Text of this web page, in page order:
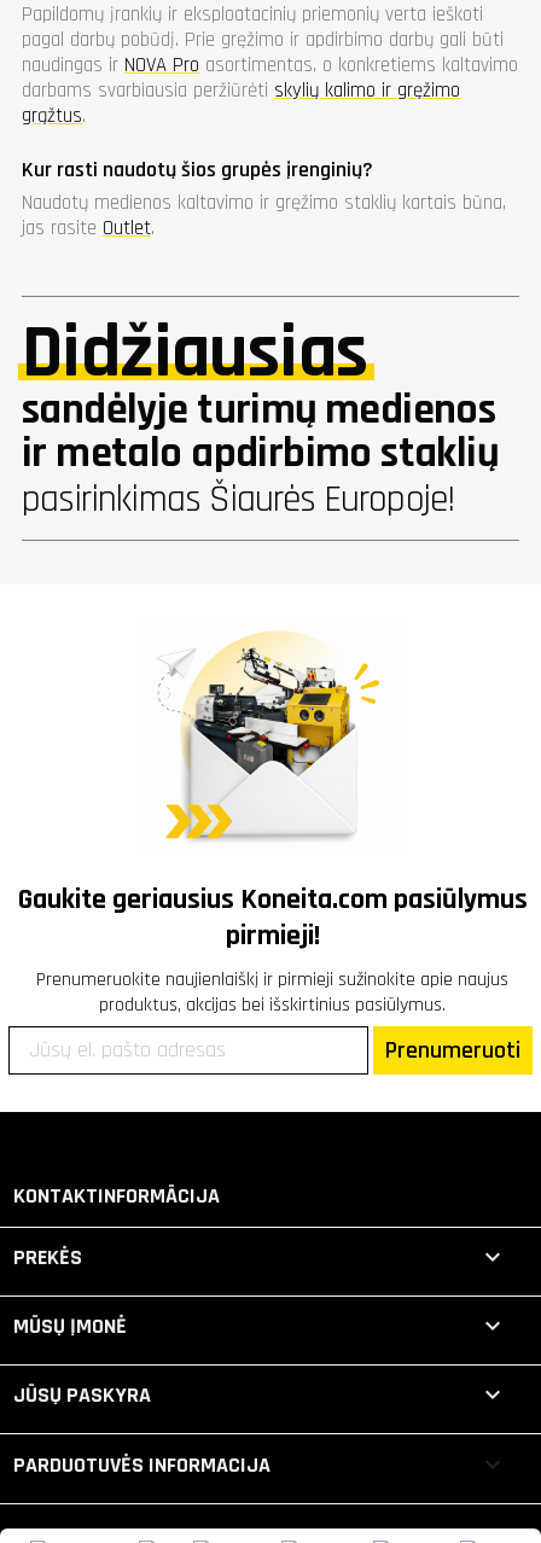
Papildomų įrankių ir eksploatacinių priemonių verta ieškoti
pagal darbų pobūdį. Prie gręžimo ir apdirbimo darbų gali būti
naudingas ir NOVA Pro asortimentas, o konkretiems kaltavimo
darbams svarbiausia peržiūrėti skylių kalimo ir gręžimo
grąžtus.
Kur rasti naudotų šios grupės įrenginių?
Naudotų medienos kaltavimo ir gręžimo staklių kartais būna,
jas rasite Outlet.
Didžiausias
sandėlyje turimų medienos
ir metalo apdirbimo staklių
pasirinkimas Šiaurės Europoje!
Gaukite geriausius Koneita.com pasiūlymus
pirmieji!
Prenumeruokite naujienlaiškį ir pirmieji sužinokite apie naujus
produktus, akcijas bei išskirtinius pasiūlymus.
Prenumeruoti
KONTAKTINFORMĀCIJA
PREKĖS 
MŪSŲ ĮMONĖ 
JŪSŲ PASKYRA 
PARDUOTUVĖS INFORMACIJA keyboard_arrow_down